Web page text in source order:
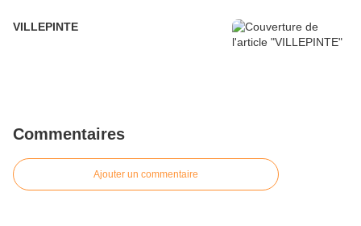
VILLEPINTE
Commentaires
Ajouter un commentaire